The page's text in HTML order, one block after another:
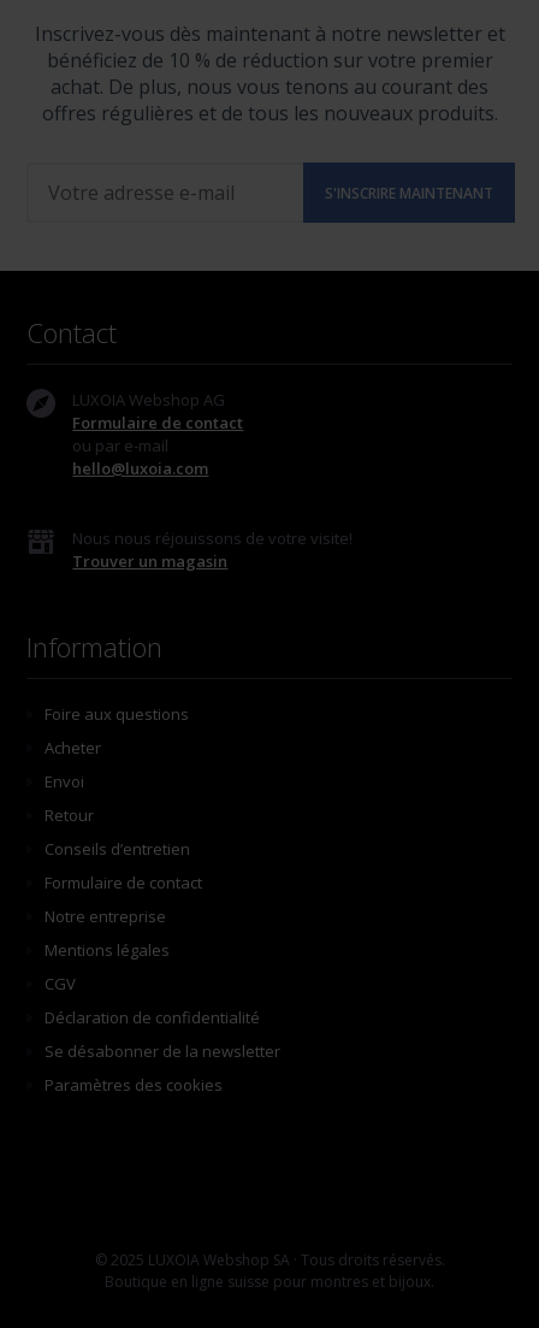
Inscrivez-vous dès maintenant à notre newsletter et
bénéficiez de 10 % de réduction sur votre premier
achat. De plus, nous vous tenons au courant des
offres régulières et de tous les nouveaux produits.
Contact
LUXOIA Webshop AG
Formulaire de contact
ou par e-mail
hello@luxoia.com
Nous nous réjouissons de votre visite!
Trouver un magasin
Information
Foire aux questions
Acheter
Envoi
Retour
Conseils d’entretien
Formulaire de contact
Notre entreprise
Mentions légales
CGV
Déclaration de confidentialité
Se désabonner de la newsletter
Paramètres des cookies
© 2025 LUXOIA Webshop SA · Tous droits réservés.
Boutique en ligne suisse pour montres et bijoux.